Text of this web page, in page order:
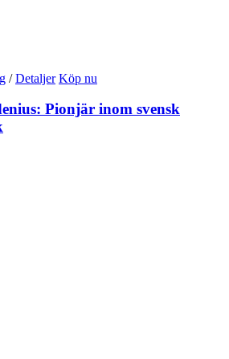
/ Detaljer Köp nu
Pionjär inom svensk